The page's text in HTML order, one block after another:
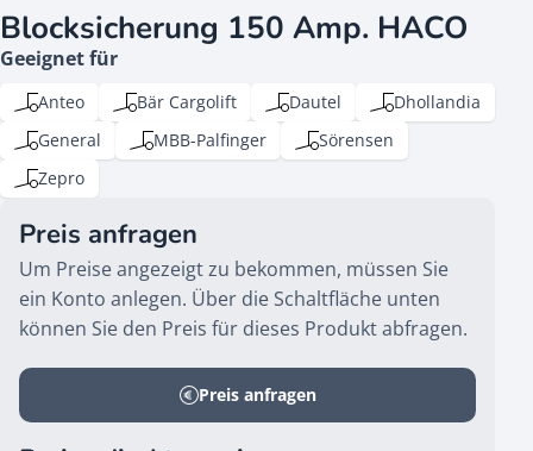
Blocksicherung 150 Amp. HACO
Geeignet für
Anteo Bär Cargolift Dautel
Dhollandia
General
MBB-Palfinger
Sörensen
Zepro
Preis anfragen
Um Preise angezeigt zu bekommen, müssen Sie
ein Konto anlegen. Über die Schaltfläche unten
können Sie den Preis für dieses Produkt abfragen.
Preis anfragen